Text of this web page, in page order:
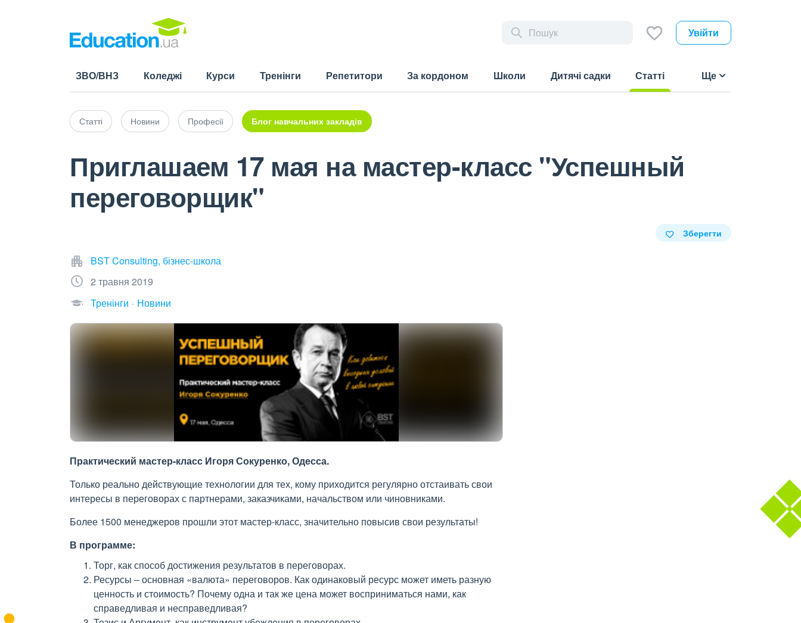
Увійти
ЗВО/ВНЗ Коледжі Курси Тренінги Репетитори За кордоном Школи Дитячі садки
Статті
Ще
Статті Новини Професії Блог навчальних закладів
Приглашаем 17 мая на мастер-класс "Успешный
переговорщик"
Зберегти
BST Consulting, бізнес-школа
2 травня 2019
Тренінги
Новини
Практический мастер-класс Игоря Сокуренко, Одесса.
Только реально действующие технологии для тех, кому приходится регулярно отстаивать свои
интересы в переговорах с партнерами, заказчиками, начальством или чиновниками.
Более 1500 менеджеров прошли этот мастер-класс, значительно повысив свои результаты!
В программе:
Торг, как способ достижения результатов в переговорах.
Ресурсы – основная «валюта» переговоров. Как одинаковый ресурс может иметь разную
ценность и стоимость? Почему одна и так же цена может восприниматься нами, как
справедливая и несправедливая?